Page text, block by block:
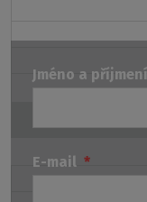
Jméno a příjmení
E-mail *